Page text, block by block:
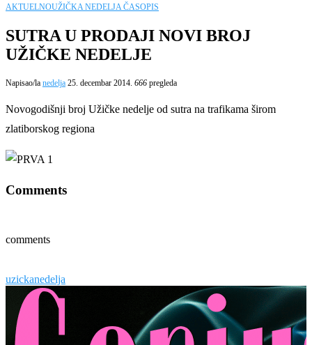
AKTUELNOUŽIČKA NEDELJA ČASOPIS
SUTRA U PRODAJI NOVI BROJ
UŽIČKE NEDELJE
Napisao/la nedelja 25. decembar 2014. 666 pregleda
Novogodišnji broj Užičke nedelje od sutra na trafikama širom
zlatiborskog regiona
Comments
comments
uzickanedelja